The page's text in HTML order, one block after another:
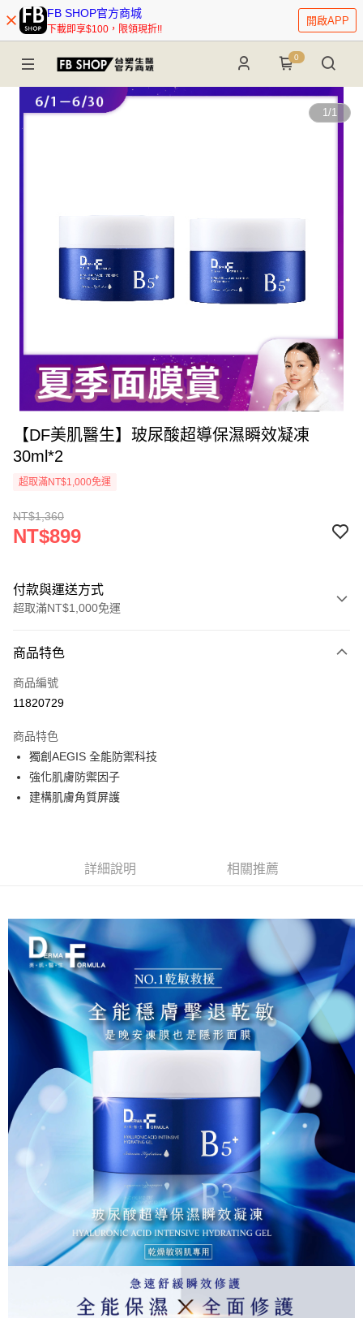
FB SHOP官方商城
下載即享$100，限領現折!!
開啟APP
0
1/1
【DF美肌醫生】玻尿酸超導保濕瞬效凝凍
30ml*2
超取滿NT$1,000免運
NT$1,360
NT$899
付款與運送方式
超取滿NT$1,000免運
信用卡一次付款
信用卡分期付款
合作金庫商業銀行
華南商業銀行
上海商業儲蓄銀行
國泰世華商業銀行
元大商業銀行
永豐商業銀行
超商取貨付款
LINE Pay
大哥付你分期
相關說明
【大哥付你分期使用說明】
1.本服務由台灣大哥大提供，台灣大哥大用戶可立即使用無須另外申請。
2.付款方式選擇「大哥付你分期」，訂單成立後會自動跳轉到大哥付的交易
流程，驗證手機門號後，選擇欲分期的期數、繳款截止日，確認付款後即完
成交易。
3.實際核准額度、可分期數及費用金額請依後續交易確認頁面所載為準。
4.訂單成立30分鐘內，如未前往確認交易或遇審核未通過，訂單將自動取
消。如遇「轉專審核」未通過狀況，表示未達大哥付你分期系統評分，恕無
法說明評估內容。
【繳款方式說明】
1.分期款項不併入電信帳單，「大哥付你分期」於每月結算日後寄送繳費提
醒簡訊。
2.透過簡訊連結打開帳單後，可選擇「超商條碼／台灣大直營門市／銀行轉
帳／街口支付／iPASS MONEY」等通路繳費。
【注意事項】
1.本服務係由「台灣大哥大股份有限公司」（以下簡稱本公司）所提供，讓
用戶於交易時，得透過本服務購買商品或服務，並由商店將買賣／分期付款
買賣價金債權讓與本公司後，依約使用本公司帳單繳交帳款。
2.基於同意付款使用「大哥付你分期」之契約關係目的，商店將以您的個人
資料（包含姓名、電話或地址）提供予台灣大哥大進項蒐集、處理及利用，
3.完整用戶服務條款，請詳閱以下連結：https://oppay.tw/userRule
AFTEE先享後付
相關說明
【關於「AFTEE先享後付」】
AFTEE先享後付是「在收到商品之後才付款」的支付方式。 讓您購物簡單
便利好安心！
１．簡單：不需註冊會員、不需綁卡、不需儲值。
２．便利：只要手機號碼，簡訊認證，即可結帳。
３．安心：先確認商品／服務後，再付款。
【「AFTEE先享後付」結帳流程】
１．於結帳方式選擇「AFTEE先享後付」後，將跳轉至「AFTEE先享後付」
結帳頁面，進行簡訊認證並確認金額後，即可完成結帳。
２．訂單成立數日內，您將收到繳費通知簡訊。
３．收到繳費通知簡訊後14天內，點擊此簡訊中的連結，可透過四大超商／
ATM／網路銀行／等多元方式進行付款，方視為交易完成。
※ 請注意：結帳手續完成當下不需立刻繳費，但若您需要取消訂單，請聯絡
購買商品的店家。未經商家同意取消之訂單仍視為有效，需透過AFTEE先享
後付繳納相關費用。
※ 交易是否成功請以「AFTEE先享後付 」之結帳頁面顯示為準，若有關於
是否繳費成功／繳費後需取消欲退款等相關疑問，請聯繫「AFTEE先享後付
https://netprotections.freshdesk.com/support/home
【注意事項】
Hami Point
「Hami Point」為中華電信所提供之點數服務，可於會員專區綁定中華電信
會員帳號後，即可在購物車使用 Hami Point 折抵消費金額 (1點等於1元)。
ATM付款
貨到付款
運送方式
每筆NT$90，滿NT$1,000(含以上)免運費
付款後全家取貨
每筆NT$90，滿NT$1,000(含以上)免運費
每筆NT$90，滿NT$1,000(含以上)免運費
商品特色
商品編號
11820729
商品特色
獨創AEGIS 全能防禦科技
強化肌膚防禦因子
建構肌膚角質屏護
詳細說明 相關推薦